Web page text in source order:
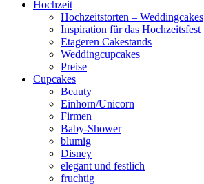
Hochzeit
Hochzeitstorten – Weddingcakes
Inspiration für das Hochzeitsfest
Etageren Cakestands
Weddingcupcakes
Preise
Cupcakes
Beauty
Einhorn/Unicorn
Firmen
Baby-Shower
blumig
Disney
elegant und festlich
fruchtig